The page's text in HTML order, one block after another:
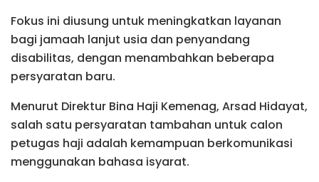
Fokus ini diusung untuk meningkatkan layanan
bagi jamaah lanjut usia dan penyandang
disabilitas, dengan menambahkan beberapa
persyaratan baru.
Menurut Direktur Bina Haji Kemenag, Arsad Hidayat,
salah satu persyaratan tambahan untuk calon
petugas haji adalah kemampuan berkomunikasi
menggunakan bahasa isyarat.